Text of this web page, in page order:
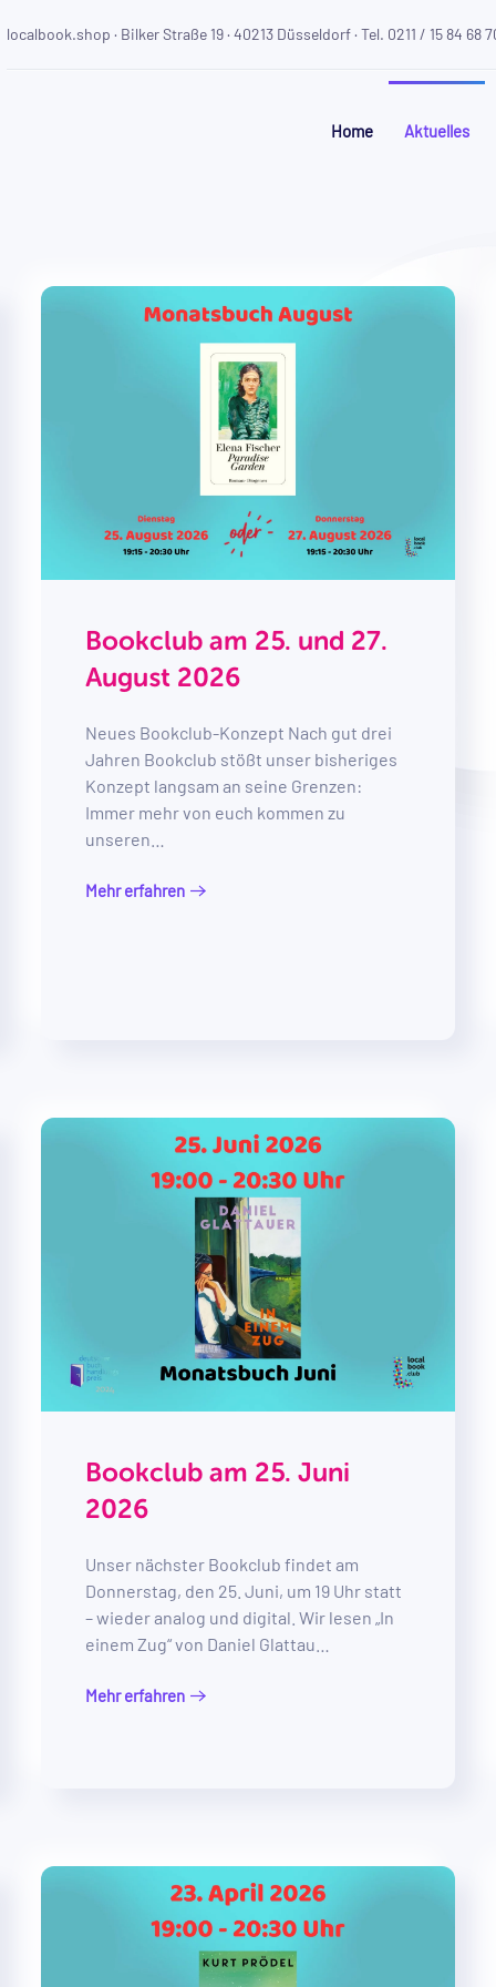
localbook.shop · Bilker Straße 19 · 40213 Düsseldorf · Tel. 0211 / 15 84 68
Home Aktuelles
Bookclub am 25. und 27.
August 2026
Neues Bookclub-Konzept Nach gut drei
Jahren Bookclub stößt unser bisheriges
Konzept langsam an seine Grenzen:
Immer mehr von euch kommen zu
unseren…
Mehr erfahren
Bookclub am 25. Juni
2026
Unser nächster Bookclub findet am
Donnerstag, den 25. Juni, um 19 Uhr statt
– wieder analog und digital. Wir lesen „In
einem Zug“ von Daniel Glattau…
Mehr erfahren